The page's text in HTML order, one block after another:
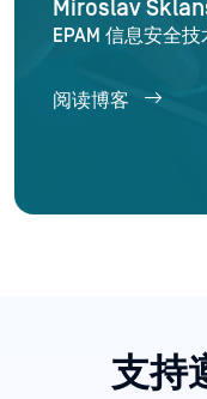
Miroslav
EPAM 信息安全
阅读博客
支持